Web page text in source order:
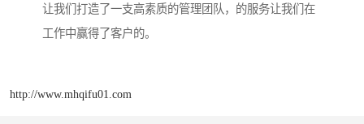
让我们打造了一支高素质的管理团队，的服务让我们在
工作中赢得了客户的。
http://www.mhqifu01.com